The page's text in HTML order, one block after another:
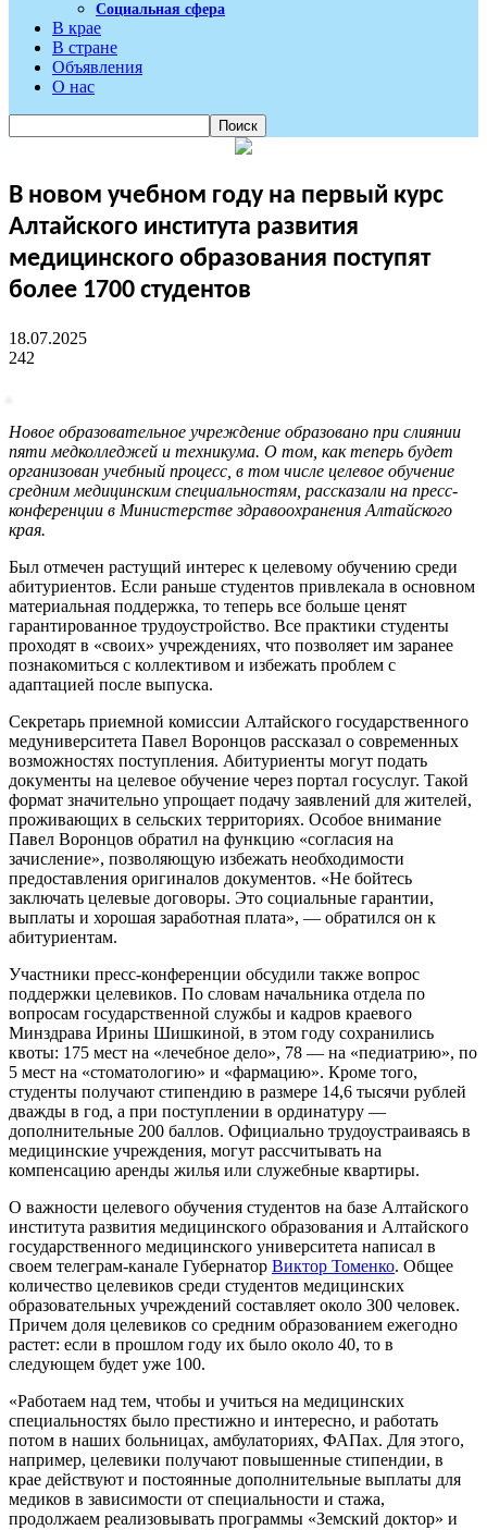
Социальная сфера
В крае
В стране
Объявления
О нас
В новом учебном году на первый курс
Алтайского института развития
медицинского образования поступят
более 1700 студентов
18.07.2025
242
Новое образовательное учреждение образовано при слиянии
пяти медколледжей и техникума. О том, как теперь будет
организован учебный процесс, в том числе целевое обучение
средним медицинским специальностям, рассказали на пресс-
конференции в Министерстве здравоохранения Алтайского
края.
Был отмечен растущий интерес к целевому обучению среди
абитуриентов. Если раньше студентов привлекала в основном
материальная поддержка, то теперь все больше ценят
гарантированное трудоустройство. Все практики студенты
проходят в «своих» учреждениях, что позволяет им заранее
познакомиться с коллективом и избежать проблем с
адаптацией после выпуска.
Секретарь приемной комиссии Алтайского государственного
медуниверситета Павел Воронцов рассказал о современных
возможностях поступления. Абитуриенты могут подать
документы на целевое обучение через портал госуслуг. Такой
формат значительно упрощает подачу заявлений для жителей,
проживающих в сельских территориях. Особое внимание
Павел Воронцов обратил на функцию «согласия на
зачисление», позволяющую избежать необходимости
предоставления оригиналов документов. «Не бойтесь
заключать целевые договоры. Это социальные гарантии,
выплаты и хорошая заработная плата», — обратился он к
абитуриентам.
Участники пресс-конференции обсудили также вопрос
поддержки целевиков. По словам начальника отдела по
вопросам государственной службы и кадров краевого
Минздрава Ирины Шишкиной, в этом году сохранились
квоты: 175 мест на «лечебное дело», 78 — на «педиатрию», по
5 мест на «стоматологию» и «фармацию». Кроме того,
студенты получают стипендию в размере 14,6 тысячи рублей
дважды в год, а при поступлении в ординатуру —
дополнительные 200 баллов. Официально трудоустраиваясь в
медицинские учреждения, могут рассчитывать на
компенсацию аренды жилья или служебные квартиры.
О важности целевого обучения студентов на базе Алтайского
института развития медицинского образования и Алтайского
государственного медицинского университета написал в
своем телеграм-канале Губернатор Виктор Томенко. Общее
количество целевиков среди студентов медицинских
образовательных учреждений составляет около 300 человек.
Причем доля целевиков со средним образованием ежегодно
растет: если в прошлом году их было около 40, то в
следующем будет уже 100.
«Работаем над тем, чтобы и учиться на медицинских
специальностях было престижно и интересно, и работать
потом в наших больницах, амбулаториях, ФАПах. Для этого,
например, целевики получают повышенные стипендии, в
крае действуют и постоянные дополнительные выплаты для
медиков в зависимости от специальности и стажа,
продолжаем реализовывать программы «Земский доктор» и